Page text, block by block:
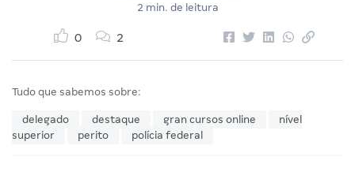
2 min. de leitura
0 2
Tudo que sabemos sobre:
delegado destaque gran cursos online
nível
superior
perito polícia federal